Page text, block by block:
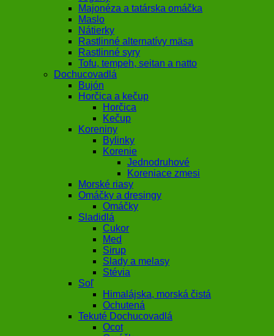
Majonéza a tatárska omáčka
Maslo
Nátierky
Rastlinné alternatívy mäsa
Rastlinné syry
Tofu, tempeh, seitan a natto
Dochucovadlá
Bujón
Horčica a kečup
Horčica
Kečup
Koreniny
Bylinky
Korenie
Jednodruhové
Koreniace zmesi
Morské riasy
Omáčky a dresingy
Omáčky
Sladidlá
Cukor
Med
Sirup
Slady a melasy
Stévia
Soľ
Himalájska, morská čistá
Ochutená
Tekuté Dochucovadlá
Ocot